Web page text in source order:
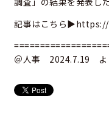
記事はこちら▶
＠人事 2024.7.19 よ